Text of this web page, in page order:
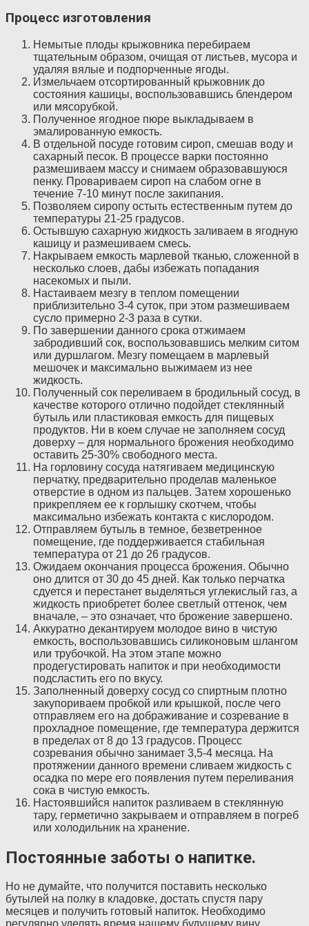
Процесс изготовления
Немытые плоды крыжовника перебираем
тщательным образом, очищая от листьев, мусора и
удаляя вялые и подпорченные ягоды.
Измельчаем отсортированный крыжовник до
состояния кашицы, воспользовавшись блендером
или мясорубкой.
Полученное ягодное пюре выкладываем в
эмалированную емкость.
В отдельной посуде готовим сироп, смешав воду и
сахарный песок. В процессе варки постоянно
размешиваем массу и снимаем образовавшуюся
пенку. Провариваем сироп на слабом огне в
течение 7-10 минут после закипания.
Позволяем сиропу остыть естественным путем до
температуры 21-25 градусов.
Остывшую сахарную жидкость заливаем в ягодную
кашицу и размешиваем смесь.
Накрываем емкость марлевой тканью, сложенной в
несколько слоев, дабы избежать попадания
насекомых и пыли.
Настаиваем мезгу в теплом помещении
приблизительно 3-4 суток, при этом размешиваем
сусло примерно 2-3 раза в сутки.
По завершении данного срока отжимаем
забродивший сок, воспользовавшись мелким ситом
или дуршлагом. Мезгу помещаем в марлевый
мешочек и максимально выжимаем из нее
жидкость.
Полученный сок переливаем в бродильный сосуд, в
качестве которого отлично подойдет стеклянный
бутыль или пластиковая емкость для пищевых
продуктов. Ни в коем случае не заполняем сосуд
доверху – для нормального брожения необходимо
оставить 25-30% свободного места.
На горловину сосуда натягиваем медицинскую
перчатку, предварительно проделав маленькое
отверстие в одном из пальцев. Затем хорошенько
прикрепляем ее к горлышку скотчем, чтобы
максимально избежать контакта с кислородом.
Отправляем бутыль в темное, безветренное
помещение, где поддерживается стабильная
температура от 21 до 26 градусов.
Ожидаем окончания процесса брожения. Обычно
оно длится от 30 до 45 дней. Как только перчатка
сдуется и перестанет выделяться углекислый газ, а
жидкость приобретет более светлый оттенок, чем
вначале, – это означает, что брожение завершено.
Аккуратно декантируем молодое вино в чистую
емкость, воспользовавшись силиконовым шлангом
или трубочкой. На этом этапе можно
продегустировать напиток и при необходимости
подсластить его по вкусу.
Заполненный доверху сосуд со спиртным плотно
закупориваем пробкой или крышкой, после чего
отправляем его на дображивание и созревание в
прохладное помещение, где температура держится
в пределах от 8 до 13 градусов. Процесс
созревания обычно занимает 3,5-4 месяца. На
протяжении данного времени сливаем жидкость с
осадка по мере его появления путем переливания
сока в чистую емкость.
Настоявшийся напиток разливаем в стеклянную
тару, герметично закрываем и отправляем в погреб
или холодильник на хранение.
Постоянные заботы о напитке.
Но не думайте, что получится поставить несколько
бутылей на полку в кладовке, достать спустя пару
месяцев и получить готовый напиток. Необходимо